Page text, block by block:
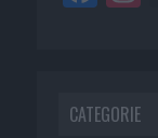
CATEGORIE